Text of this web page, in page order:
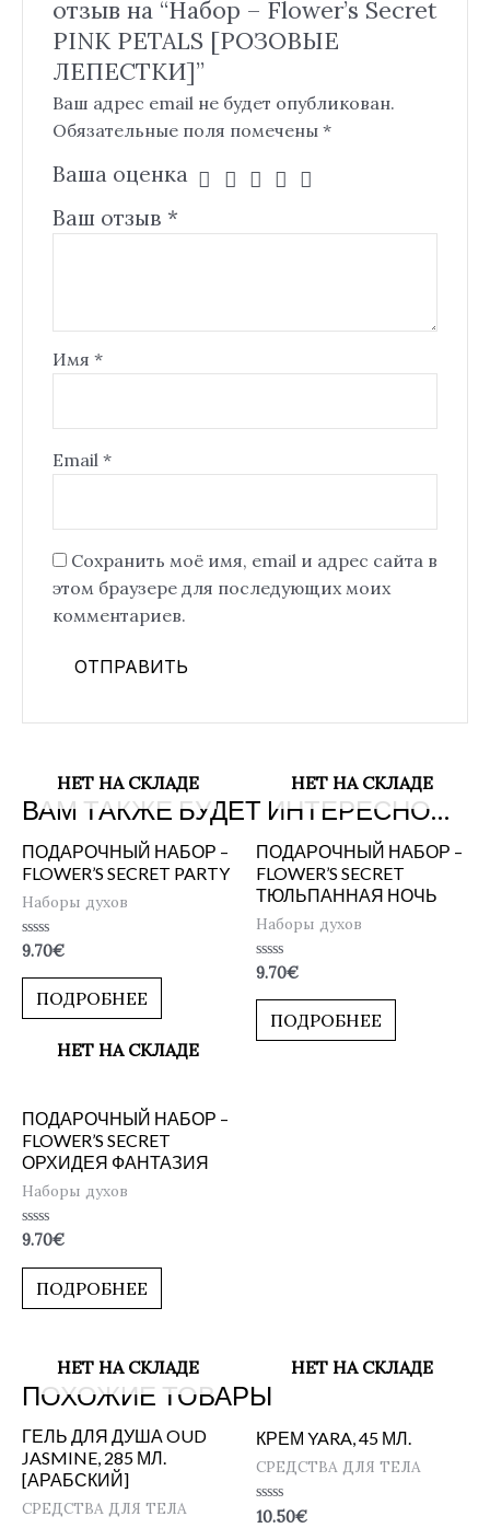
отзыв на “Набор – Flower’s Secret
PINK PETALS [РОЗОВЫЕ
ЛЕПЕСТКИ]”
Ваш адрес email не будет опубликован.
Обязательные поля помечены *
Ваша оценка
Ваш отзыв *
Имя *
Email *
Сохранить моё имя, email и адрес сайта в
этом браузере для последующих моих
комментариев.
ВАМ ТАКЖЕ БУДЕТ ИНТЕРЕСНО…
НЕТ НА СКЛАДЕ
ПОДАРОЧНЫЙ НАБОР –
FLOWER’S SECRET PARTY
Наборы духов
Оценка
из
9.70€
ПОДРОБНЕЕ
НЕТ НА СКЛАДЕ
ПОДАРОЧНЫЙ НАБОР –
FLOWER’S SECRET
ТЮЛЬПАННАЯ НОЧЬ
Наборы духов
Оценка
из
9.70€
ПОДРОБНЕЕ
НЕТ НА СКЛАДЕ
ПОДАРОЧНЫЙ НАБОР –
FLOWER’S SECRET
ОРХИДЕЯ ФАНТАЗИЯ
Наборы духов
Оценка
из
9.70€
ПОДРОБНЕЕ
ПОХОЖИЕ ТОВАРЫ
НЕТ НА СКЛАДЕ
ГЕЛЬ ДЛЯ ДУША OUD
JASMINE, 285 МЛ.
[АРАБСКИЙ]
СРЕДСТВА ДЛЯ ТЕЛА
НЕТ НА СКЛАДЕ
КРЕМ YARA, 45 МЛ.
СРЕДСТВА ДЛЯ ТЕЛА
Оценка
10.50€